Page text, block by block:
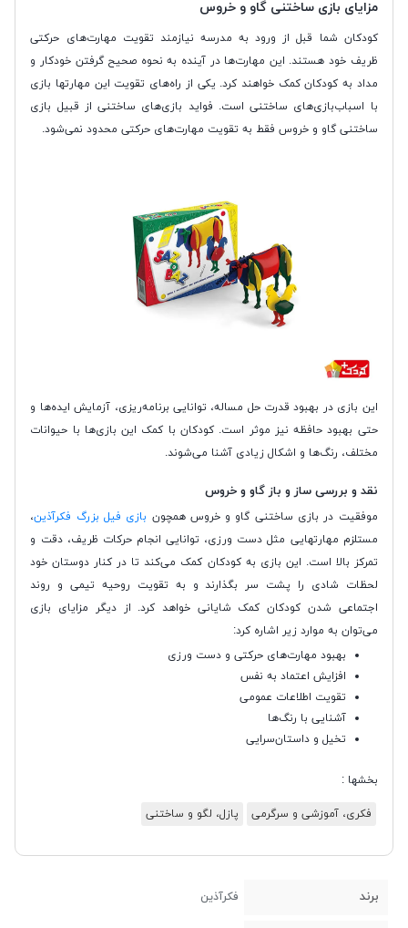
مزایای بازی ساختنی گاو و خروس
کودکان شما قبل از ورود به مدرسه نیازمند تقویت مهارت‌های حرکتی
ظریف خود هستند. این مهارت‌ها در آینده به نحوه صحیح گرفتن خودکار و
مداد به کودکان کمک خواهند کرد. یکی از راه‌های تقویت این مهارتها بازی
با اسباب‌بازی‌های ساختنی است. فواید بازی‌‌های ساختنی از قبیل بازی
ساختنی گاو و خروس فقط به تقویت مهارت‌های حرکتی محدود نمی‌شود.
این بازی در بهبود قدرت حل مساله، توانایی برنامه‌ریزی، آزمایش ایده‌ها و
حتی بهبود حافظه نیز موثر است. کودکان با کمک این بازی‌ها با حیوانات
مختلف، رنگ‌ها و اشکال زیادی آشنا می‌شوند.
نقد و بررسی ساز و باز گاو و خروس
موفقیت در بازی ساختنی گاو و خروس همچون بازی فیل بزرگ فکرآذین،
مستلزم مهارتهایی مثل دست ورزی، توانایی انجام حرکات ظریف، دقت و
تمرکز بالا است. این بازی به کودکان کمک می‌کند تا در کنار دوستان خود
لحظات شادی را پشت سر بگذارند و به تقویت روحیه تیمی و روند
اجتماعی شدن کودکان کمک شایانی خواهد کرد. از دیگر مزایای بازی
می‌توان به موارد زیر اشاره کرد:
بهبود مهارت‌های حرکتی و دست ورزی
افزایش اعتماد به نفس
تقویت اطلاعات عمومی
آشنایی با رنگ‌ها
تخیل و داستان‌سرایی
بخشها :
فکری، آموزشی و سرگرمی پازل، لگو و ساختنی
برند فکرآذین